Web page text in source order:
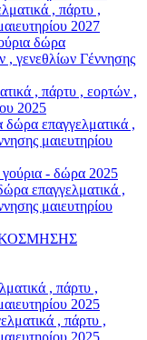
, πάρτυ ,
2027
δώρα
, γενεθλίων Γέννησης
, πάρτυ , εορτών ,
2025
επαγγελματικά ,
μαιευτηρίου
- δώρα 2025
επαγγελματικά ,
μαιευτηρίου
, πάρτυ ,
2025
, πάρτυ ,
2025